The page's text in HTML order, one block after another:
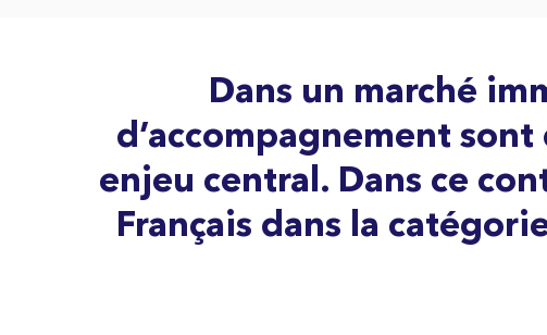
Dans un marché
d’accompagnement
enjeu central. Dans ce
Français dans la